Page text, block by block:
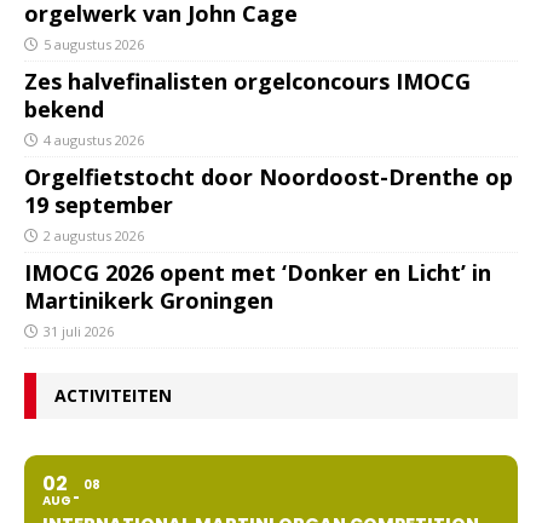
orgelwerk van John Cage
5 augustus 2026
Zes halvefinalisten orgelconcours IMOCG
bekend
4 augustus 2026
Orgelfietstocht door Noordoost-Drenthe op
19 september
2 augustus 2026
IMOCG 2026 opent met ‘Donker en Licht’ in
Martinikerk Groningen
31 juli 2026
ACTIVITEITEN
02
AUG
08